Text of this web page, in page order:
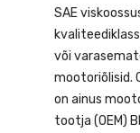
SAE
või
mootoriõlisid.
on ainus
tootja (OEM)